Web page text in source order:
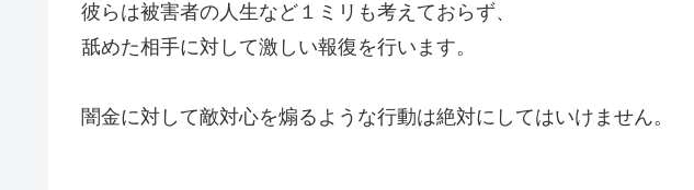
彼らは被害者の人生など１ミリも考えておらず、
舐めた相手に対して激しい報復を行います。
闇金に対して敵対心を煽るような行動は絶対にしてはいけません。